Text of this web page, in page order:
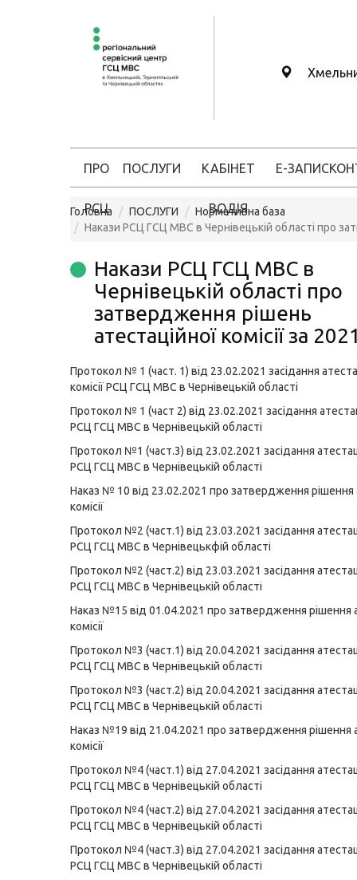
ПРО
РСЦ
ПОСЛУГИ КАБІНЕТ
ВОДІЯ
Е-ЗАПИС
Головна ПОСЛУГИ
Нормативна база
Накази РСЦ ГСЦ МВС в Чернівецькій області про
Накази РСЦ ГСЦ МВС в
Чернівецькій області про
затвердження рішень
атестаційної комісії за
Протокол № 1 (част. 1) від 23.02.2021 засідання
комісії РСЦ ГСЦ МВС в Чернівецькій області
Протокол № 1 (част 2) від 23.02.2021 засідання
РСЦ ГСЦ МВС в Чернівецькій області
Протокол №1 (част.3) від 23.02.2021 засідання
РСЦ ГСЦ МВС в Чернівецькій області
Наказ № 10 від 23.02.2021 про затвердження рішення
комісії
Протокол №2 (част.1) від 23.03.2021 засідання
РСЦ ГСЦ МВС в Чернівецькфій області
Протокол №2 (част.2) від 23.03.2021 засідання
РСЦ ГСЦ МВС в Чернівецькій області
Наказ №15 від 01.04.2021 про затвердження рішення
комісії
Протокол №3 (част.1) від 20.04.2021 засідання
РСЦ ГСЦ МВС в Чернівецькій області
Протокол №3 (част.2) від 20.04.2021 засідання
РСЦ ГСЦ МВС в Чернівецькій області
Наказ №19 від 21.04.2021 про затвердження рішення
комісії
Протокол №4 (част.1) від 27.04.2021 засідання
РСЦ ГСЦ МВС в Чернівецькій області
Протокол №4 (част.2) від 27.04.2021 засідання
РСЦ ГСЦ МВС в Чернівецькій області
Протокол №4 (част.3) від 27.04.2021 засідання
РСЦ ГСЦ МВС в Чернівецькій області